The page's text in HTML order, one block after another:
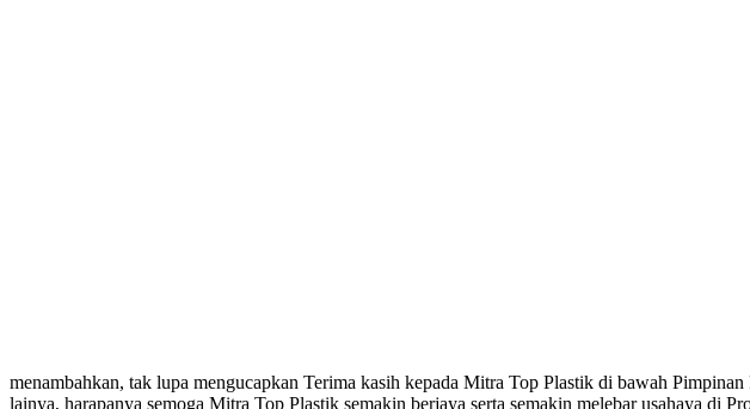
menambahkan, tak lupa mengucapkan Terima kasih kepada Mitra Top Plastik di bawah
lainya, harapanya semoga Mitra Top Plastik semakin berjaya serta semakin melebar usahaya di